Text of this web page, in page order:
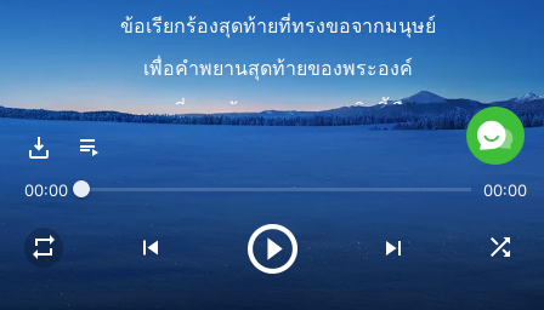
ข้อเรียกร้องสุดท้ายที่ทรงขอจากมนุษย์
เพื่อคำพยานสุดท้ายของพระองค์
เหตุที่พระเจ้าทรงพระราชกิจนี้คือ
สุดท้ายมนุษย์อาจหันมาหาพระองค์โดยสมบูรณ์
Verse 3
ความเชื่อในพระเจ้าคือขั้นแรกสู่การรู้จักพระองค์
ความเชื่อจะเติบโตลึกซึ้งยิ่งขึ้นไป
00:00 00:00